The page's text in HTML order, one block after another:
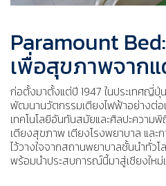
Paramount
เพื่อสุขภาพจาก
ก่อตั้งมาตั้งแต่ปี 1947 ในประเทศญี่
พัฒนานวัตกรรมเตียงไฟฟ้าอย่างต่อ
เทคโนโลยีอันทันสมัยและศิลปะควา
เตียงสุขภาพ เตียงโรงพยาบาล และ
ไว้วางใจจากสถานพยาบาลชั้นนำทั่ว
พร้อมนำประสบการณ์นี้มาสู่เชียงใหม่